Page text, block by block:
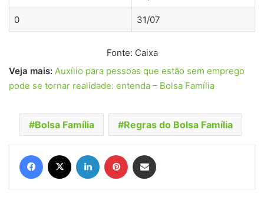
0 31/07
Fonte: Caixa
Veja mais: Auxílio para pessoas que estão sem emprego
pode se tornar realidade: entenda – Bolsa Família
Bolsa Família Regras do Bolsa Família
Facebook Linkedin Pinterest